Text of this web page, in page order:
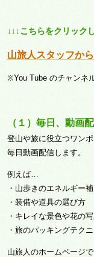
↓↓↓こちらをクリック
山旅人スタッフか
※You Tube のチャンネ
（１）毎日、動画
登山や旅に役立つワン
毎日動画配信します。
例えば…
・山歩きのエネルギー
・装備や道具の選び方
・キレイな景色や花の
・旅のパッキングテク
山旅人のホームページ